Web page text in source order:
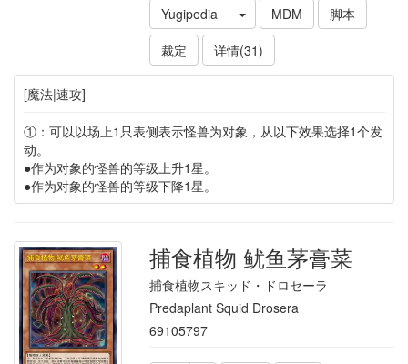
Yugipedia
MDM
脚本
裁定
详情(31)
[魔法|速攻]
①：可以以场上1只表侧表示怪兽为对象，从以下效果选择1个发
动。
●作为对象的怪兽的等级上升1星。
●作为对象的怪兽的等级下降1星。
捕食植物 鱿鱼茅膏菜
捕食植物スキッド・ドロセーラ
Predaplant Squid Drosera
69105797